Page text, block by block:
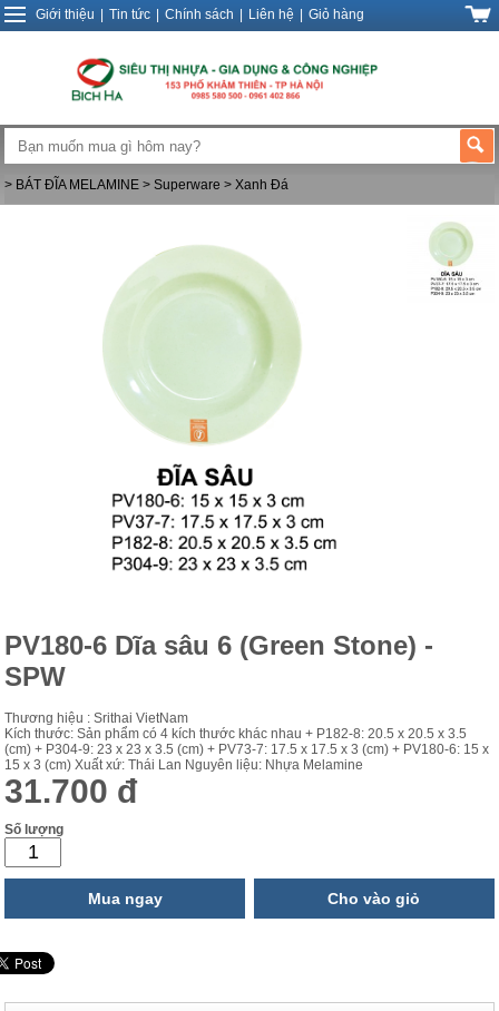
Giới thiệu Tin tức Chính sách Liên hệ Giỏ hàng
> BÁT ĐĨA MELAMINE > Superware > Xanh Đá
PV180-6 Dĩa sâu 6 (Green Stone) -
SPW
Thương hiệu : Srithai VietNam
Kích thước: Sản phẩm có 4 kích thước khác nhau + P182-8: 20.5 x 20.5 x 3.5
(cm) + P304-9: 23 x 23 x 3.5 (cm) + PV73-7: 17.5 x 17.5 x 3 (cm) + PV180-6: 15 x
15 x 3 (cm) Xuất xứ: Thái Lan Nguyên liệu: Nhựa Melamine
31.700 đ
Số lượng
Mua ngay Cho vào giỏ